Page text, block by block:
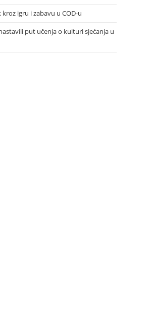
kroz igru i zabavu u COD-u
put učenja o kulturi sjećanja u